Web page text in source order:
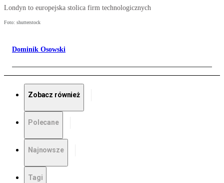
Londyn to europejska stolica firm technologicznych
Foto: shutterstock
Dominik Osowski
Zobacz również
Polecane
Najnowsze
Tagi